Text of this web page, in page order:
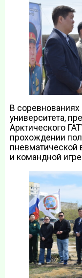
В
университета,
Арктического
прохождении
пневматической
и командной